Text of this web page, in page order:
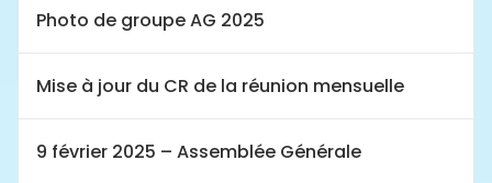
Photo de groupe AG 2025
Mise à jour du CR de la réunion mensuelle
9 février 2025 – Assemblée Générale